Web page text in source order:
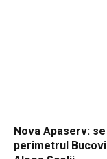
Nova Apaserv:
perimetrul